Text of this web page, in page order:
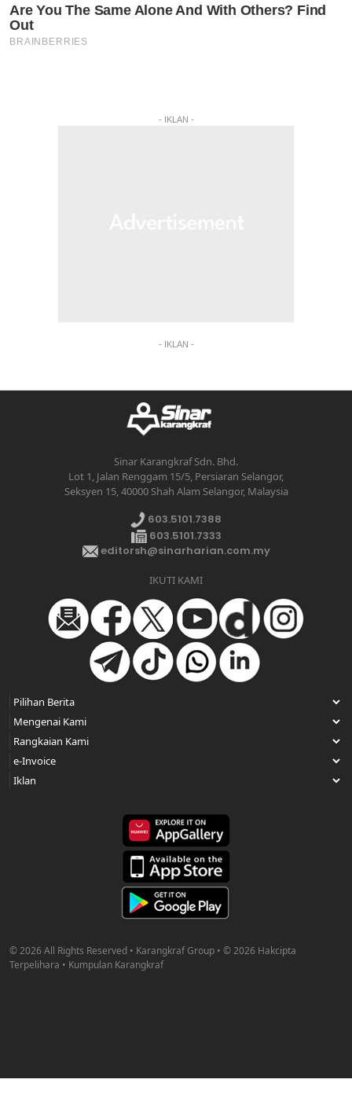
- IKLAN -
- IKLAN -
Sinar Karangkraf Sdn. Bhd.
Lot 1, Jalan Renggam 15/5, Persiaran Selangor,
Seksyen 15, 40000 Shah Alam Selangor, Malaysia
603.5101.7388
603.5101.7333
editorsh@sinarharian.com.my
IKUTI KAMI
© 2026 All Rights Reserved • Karangkraf Group • © 2026 Hakcipta
Terpelihara • Kumpulan Karangkraf